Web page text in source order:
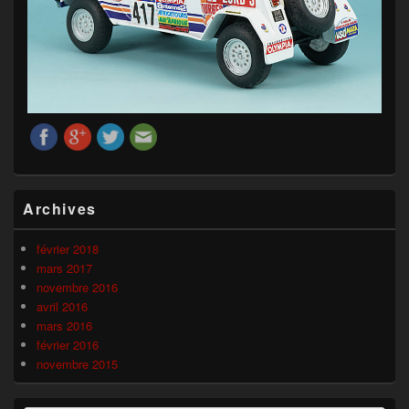
principale
de
widget
pour
barre
latérale
Archives
février 2018
mars 2017
novembre 2016
avril 2016
mars 2016
février 2016
novembre 2015